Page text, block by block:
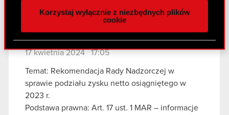
z naszej witryny, udostępniamy partnerom
Partnerzy mogą połączyć te informacje z innymi
danymi otrzymanymi od Ciebie lub uzyskanymi
korzystanie z naszej witryny, zgadasz się na
używanie plików cookie.
Korzystaj wyłącznie z niezbędnych plików
cookie
Raport bieżący nr 7/2024
17 kwietnia 2024 17:05
Temat: Rekomendacja Rady Nadzorczej w
sprawie podziału zysku netto osiągniętego w
2023 r.
Podstawa prawna: Art. 17 ust. 1 MAR – informacje